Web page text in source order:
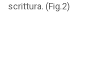
scrittura. (Fig.2)